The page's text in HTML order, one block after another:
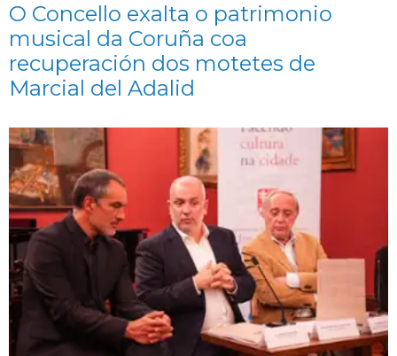
O Concello exalta o patrimonio
musical da Coruña coa
recuperación dos motetes de
Marcial del Adalid